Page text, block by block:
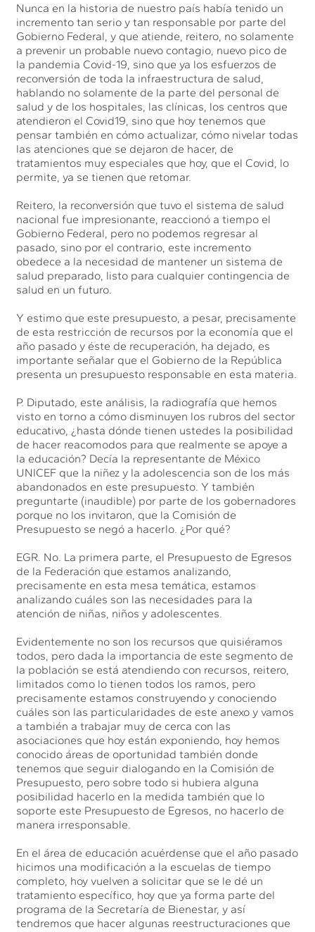
Nunca en la historia de nuestro país había tenido un
incremento tan serio y tan responsable por parte del
Gobierno Federal, y que atiende, reitero, no solamente
a prevenir un probable nuevo contagio, nuevo pico de
la pandemia Covid-19, sino que ya los esfuerzos de
reconversión de toda la infraestructura de salud,
hablando no solamente de la parte del personal de
salud y de los hospitales, las clínicas, los centros que
atendieron el Covid19, sino que hoy tenemos que
pensar también en cómo actualizar, cómo nivelar todas
las atenciones que se dejaron de hacer, de
tratamientos muy especiales que hoy, que el Covid, lo
permite, ya se tienen que retomar.
Reitero, la reconversión que tuvo el sistema de salud
nacional fue impresionante, reaccionó a tiempo el
Gobierno Federal, pero no podemos regresar al
pasado, sino por el contrario, este incremento
obedece a la necesidad de mantener un sistema de
salud preparado, listo para cualquier contingencia de
salud en un futuro.
Y estimo que este presupuesto, a pesar, precisamente
de esta restricción de recursos por la economía que el
año pasado y éste de recuperación, ha dejado, es
importante señalar que el Gobierno de la República
presenta un presupuesto responsable en esta materia.
P. Diputado, este análisis, la radiografía que hemos
visto en torno a cómo disminuyen los rubros del sector
educativo, ¿hasta dónde tienen ustedes la posibilidad
de hacer reacomodos para que realmente se apoye a
la educación? Decía la representante de México
UNICEF que la niñez y la adolescencia son de los más
abandonados en este presupuesto. Y también
preguntarte (inaudible) por parte de los gobernadores
porque no los invitaron, que la Comisión de
Presupuesto se negó a hacerlo. ¿Por qué?
EGR. No. La primera parte, el Presupuesto de Egresos
de la Federación que estamos analizando,
precisamente en esta mesa temática, estamos
analizando cuáles son las necesidades para la
atención de niñas, niños y adolescentes.
Evidentemente no son los recursos que quisiéramos
todos, pero dada la importancia de este segmento de
la población se está atendiendo con recursos, reitero,
limitados como lo tienen todos los ramos, pero
precisamente estamos construyendo y conociendo
cuáles son las particularidades de este anexo y vamos
a también a trabajar muy de cerca con las
asociaciones que hoy están exponiendo, hoy hemos
conocido áreas de oportunidad también donde
tenemos que seguir dialogando en la Comisión de
Presupuesto, pero sobre todo si hubiera alguna
posibilidad hacerlo en la medida también que lo
soporte este Presupuesto de Egresos, no hacerlo de
manera irresponsable.
En el área de educación acuérdense que el año pasado
hicimos una modificación a la escuelas de tiempo
completo, hoy vuelven a solicitar que se le dé un
tratamiento específico, hoy que ya forma parte del
programa de la Secretaría de Bienestar, y así
tendremos que hacer algunas reestructuraciones que